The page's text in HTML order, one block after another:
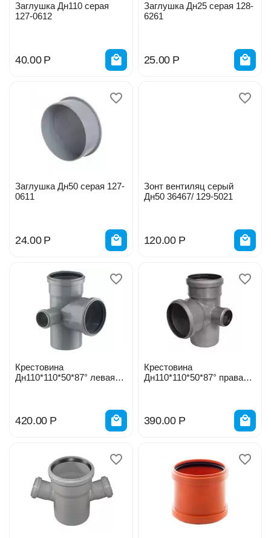
Заглушка Дн110 серая
127-0612
40.00 Р
Заглушка Дн25 серая 128-
6261
25.00 Р
Заглушка Дн50 серая 127-
0611
24.00 Р
Зонт вентиляц серый
Дн50 36467/ 129-5021
120.00 Р
Крестовина
Дн110*110*50*87° левая
420.00 Р
Крестовина
Дн110*110*50*87° правая
390.00 Р